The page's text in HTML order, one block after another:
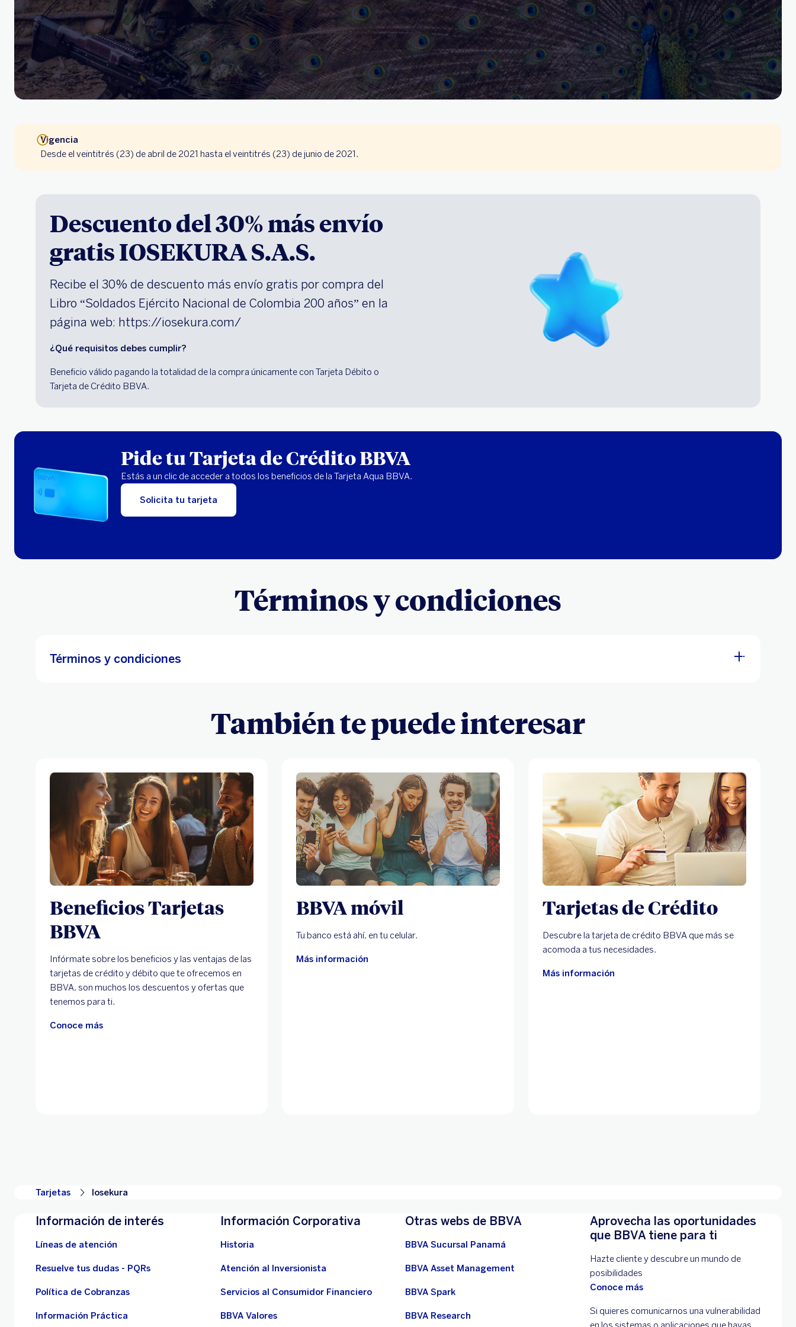
Vigencia
Desde el veintitrés (23) de abril de 2021 hasta el veintitrés (23) de junio de 2021.
Descuento del 30% más envío
gratis IOSEKURA S.A.S.
Recibe el 30% de descuento más envío gratis por compra del
Libro “Soldados Ejército Nacional de Colombia 200 años” en la
página web: https://iosekura.com/
¿Qué requisitos debes cumplir?
Beneficio válido pagando la totalidad de la compra únicamente con Tarjeta Débito o
Tarjeta de Crédito BBVA.
Pide tu Tarjeta de Crédito BBVA
Estás a un clic de acceder a todos los beneficios de la Tarjeta Aqua BBVA.
Solicita tu tarjeta
Términos y condiciones
Términos y condiciones
También te puede interesar
Beneficios Tarjetas
BBVA
Infórmate sobre los beneficios y las ventajas de las
tarjetas de crédito y débito que te ofrecemos en
BBVA, son muchos los descuentos y ofertas que
tenemos para ti.
Conoce más
BBVA móvil
Tu banco está ahí, en tu celular.
Más información
Tarjetas de Crédito
Descubre la tarjeta de crédito BBVA que más se
acomoda a tus necesidades.
Más información
Tarjetas Iosekura
Información de interés
Líneas de atención
Resuelve tus dudas - PQRs
Política de Cobranzas
Información Práctica
Información Corporativa
Historia
Atención al Inversionista
Servicios al Consumidor Financiero
BBVA Valores
Otras webs de BBVA
BBVA Sucursal Panamá
BBVA Asset Management
BBVA Spark
BBVA Research
Aprovecha las oportunidades
que BBVA tiene para ti
Hazte cliente y descubre un mundo de
posibilidades
Conoce más
Si quieres comunicarnos una vulnerabilidad